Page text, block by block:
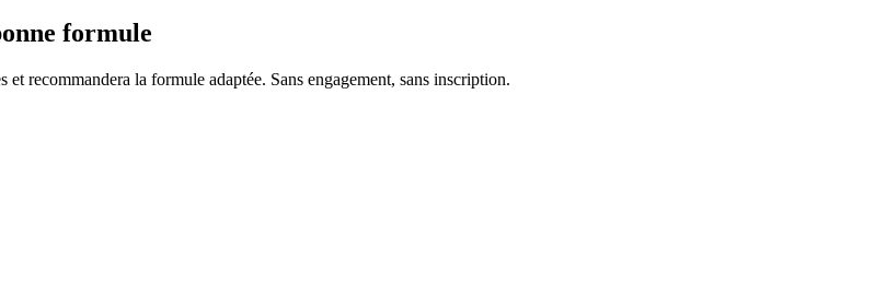
formule
recommandera la formule adaptée. Sans engagement, sans inscription.